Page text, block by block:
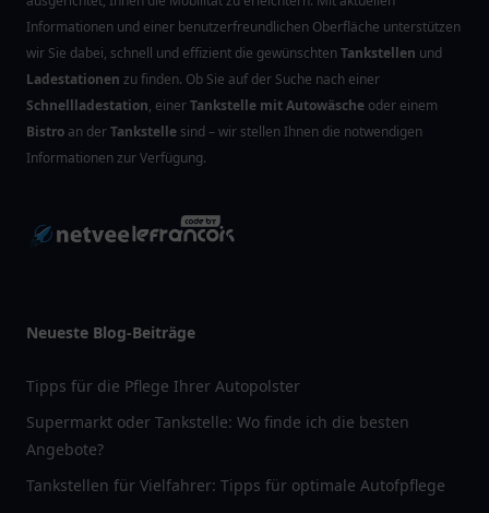
Informationen und einer benutzerfreundlichen Oberfläche unterstützen
wir Sie dabei, schnell und effizient die gewünschtenTankstellen und
Ladestationen zu finden. Ob Sie auf der Suche nach einer
Schnellladestation, einerTankstelle mit Autowäsche oder einem
Bistro an derTankstelle sind – wir stellen Ihnen die notwendigen
Informationen zur Verfügung.
Neueste Blog-Beiträge
Tipps für die Pflege Ihrer Autopolster
Supermarkt oder Tankstelle: Wo finde ich die besten
Angebote?
Tankstellen für Vielfahrer: Tipps für optimale Autofpflege